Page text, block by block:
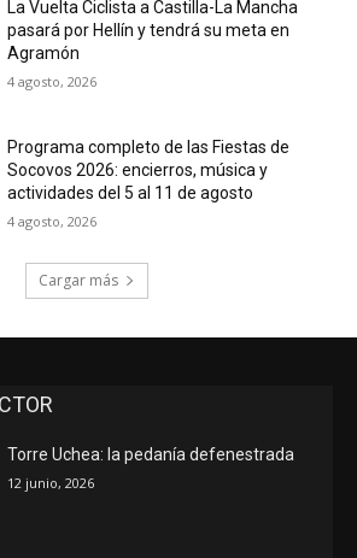
La Vuelta Ciclista a Castilla-La Mancha
pasará por Hellín y tendrá su meta en
Agramón
4 agosto, 2026
Programa completo de las Fiestas de
Socovos 2026: encierros, música y
actividades del 5 al 11 de agosto
4 agosto, 2026
Cargar más
Torre Uchea: la pedanía defenestrada
12 junio, 2026